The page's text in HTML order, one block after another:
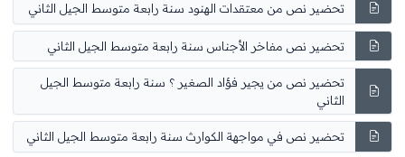
تحضير نص من معتقدات الهنود سنة رابعة متوسط الجيل الثاني
تحضير نص مفاخر الأجناس سنة رابعة متوسط الجيل الثاني
تحضير نص من يجير فؤاد الصغير ؟ سنة رابعة متوسط الجيل
الثاني
تحضير نص في مواجهة الكوارث سنة رابعة متوسط الجيل الثاني